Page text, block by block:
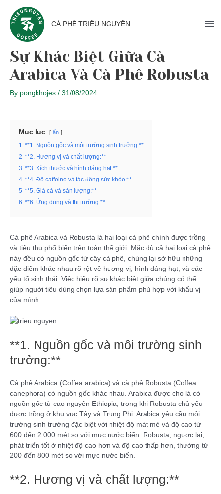
CÀ PHÊ TRIỀU NGUYÊN
Sự Khác Biệt Giữa Cà
Arabica Và Cà Phê Robusta
By pongkhojes / 31/08/2024
Mục lục ẩn
1 **1. Nguồn gốc và môi trường sinh trưởng:**
2 **2. Hương vị và chất lượng:**
3 **3. Kích thước và hình dáng hạt:**
4 **4. Độ caffeine và tác động sức khỏe:**
5 **5. Giá cả và sản lượng:**
6 **6. Ứng dụng và thị trường:**
Cà phê Arabica và Robusta là hai loại cà phê chính được trồng
và tiêu thụ phổ biến trên toàn thế giới. Mặc dù cả hai loại cà phê
này đều có nguồn gốc từ cây cà phê, chúng lại sở hữu những
đặc điểm khác nhau rõ rệt về hương vị, hình dáng hạt, và các
yếu tố sinh thái. Việc hiểu rõ sự khác biệt giữa chúng có thể
giúp người tiêu dùng chọn lựa sản phẩm phù hợp với khẩu vị
của mình.
**1. Nguồn gốc và môi trường sinh
trưởng:**
Cà phê Arabica (Coffea arabica) và cà phê Robusta (Coffea
canephora) có nguồn gốc khác nhau. Arabica được cho là có
nguồn gốc từ cao nguyên Ethiopia, trong khi Robusta chủ yếu
được trồng ở khu vực Tây và Trung Phi. Arabica yêu cầu môi
trường sinh trưởng đặc biệt với nhiệt độ mát mẻ và độ cao từ
600 đến 2.000 mét so với mực nước biển. Robusta, ngược lại,
phát triển tốt ở nhiệt độ cao hơn và độ cao thấp hơn, thường từ
200 đến 800 mét so với mực nước biển.
**2. Hương vị và chất lượng:**